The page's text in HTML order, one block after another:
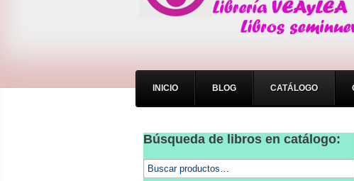
INICIO BLOG CATÁLOGO
Búsqueda de libros en catálogo:
Teclee
algún